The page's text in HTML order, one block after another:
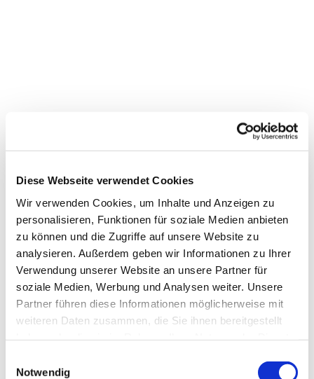
Diese Webseite verwendet Cookies
Wir verwenden Cookies, um Inhalte und Anzeigen zu
personalisieren, Funktionen für soziale Medien anbieten
zu können und die Zugriffe auf unsere Website zu
analysieren. Außerdem geben wir Informationen zu Ihrer
Verwendung unserer Website an unsere Partner für
soziale Medien, Werbung und Analysen weiter. Unsere
Partner führen diese Informationen möglicherweise mit
weiteren Daten zusammen, die Sie ihnen bereitgestellt
Notwendig
Dies könnte Sie auch
interessieren